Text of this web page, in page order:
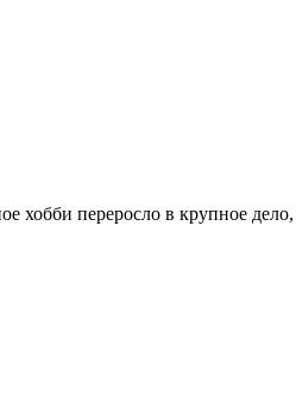
хобби переросло в крупное